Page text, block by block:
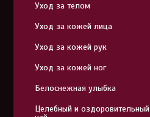
Уход за телом
Уход за кожей лица
Уход за кожей рук
Уход за кожей ног
Белоснежная улыбка
Целебный и оздоровительный